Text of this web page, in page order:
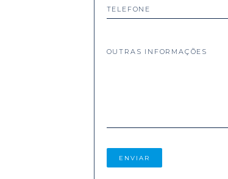
TELEFONE
OUTRAS INFORMAÇÕES